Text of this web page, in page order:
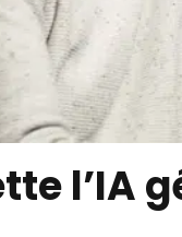
l’IA